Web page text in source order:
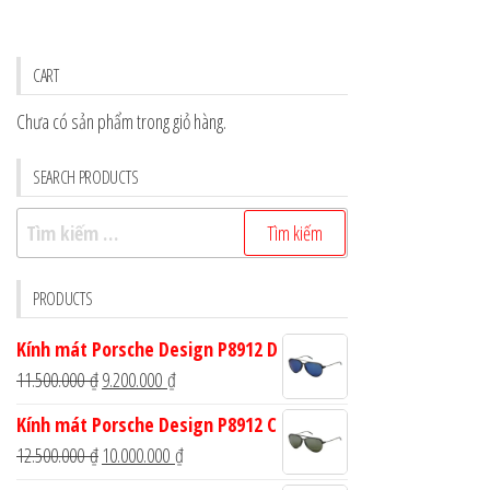
CART
Chưa có sản phẩm trong giỏ hàng.
SEARCH PRODUCTS
Tìm
kiếm
cho:
PRODUCTS
Kính mát Porsche Design P8912 D
11.500.000₫Giá
là:
11.500.000 ₫.
9.200.000 ₫Giá
tại
là:
Kính mát Porsche Design P8912 C
12.500.000₫ Giá
10.000.000 ₫Giá